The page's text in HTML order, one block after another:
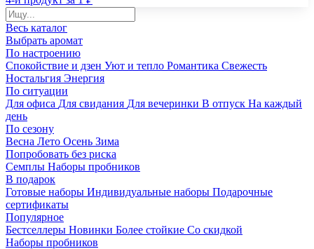
Весь каталог
Выбрать аромат
По настроению
Спокойствие и дзен Уют и тепло Романтика Свежесть
Ностальгия Энергия
По ситуации
Для офиса Для свидания Для вечеринки В отпуск На каждый
день
По сезону
Весна Лето Осень Зима
Попробовать без риска
Семплы Наборы пробников
В подарок
Готовые наборы Индивидуальные наборы Подарочные
сертификаты
Популярное
Бестселлеры Новинки Более стойкие Со скидкой
Наборы пробников